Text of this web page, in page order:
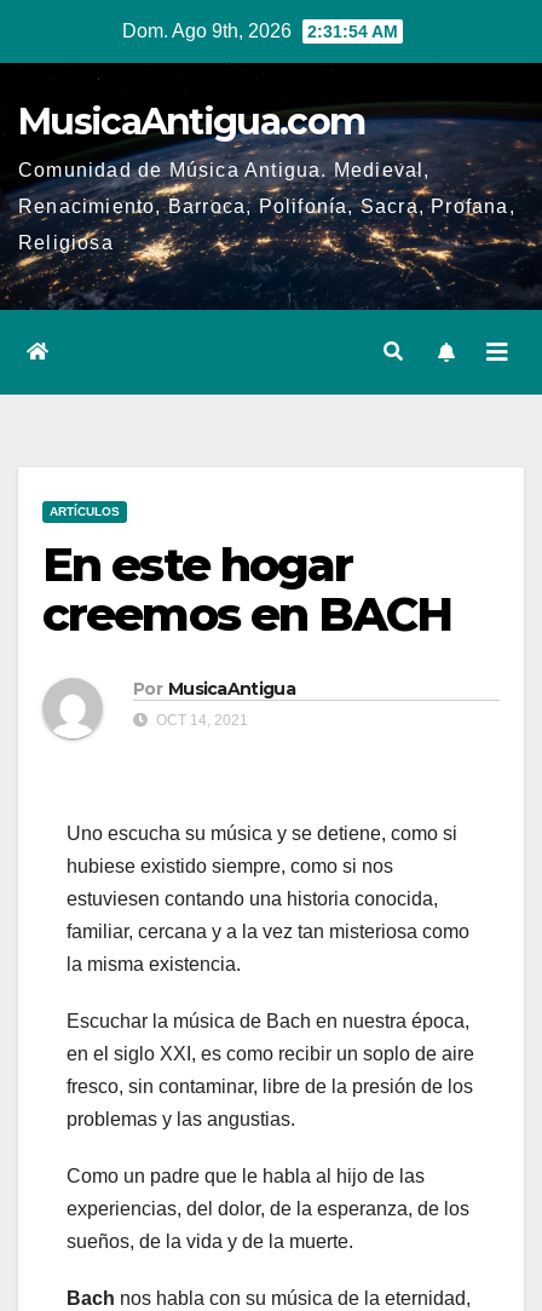
Dom. Ago 9th, 2026 2:31:54 AM
MusicaAntigua.com
Comunidad de Música Antigua. Medieval,
Renacimiento, Barroca, Polifonía, Sacra, Profana,
Religiosa
ARTÍCULOS
En este hogar
creemos en BACH
Por MusicaAntigua
OCT 14, 2021
Uno escucha su música y se detiene, como si
hubiese existido siempre, como si nos
estuviesen contando una historia conocida,
familiar, cercana y a la vez tan misteriosa como
la misma existencia.
Escuchar la música de Bach en nuestra época,
en el siglo XXI, es como recibir un soplo de aire
fresco, sin contaminar, libre de la presión de los
problemas y las angustias.
Como un padre que le habla al hijo de las
experiencias, del dolor, de la esperanza, de los
sueños, de la vida y de la muerte.
Bach nos habla con su música de la eternidad,